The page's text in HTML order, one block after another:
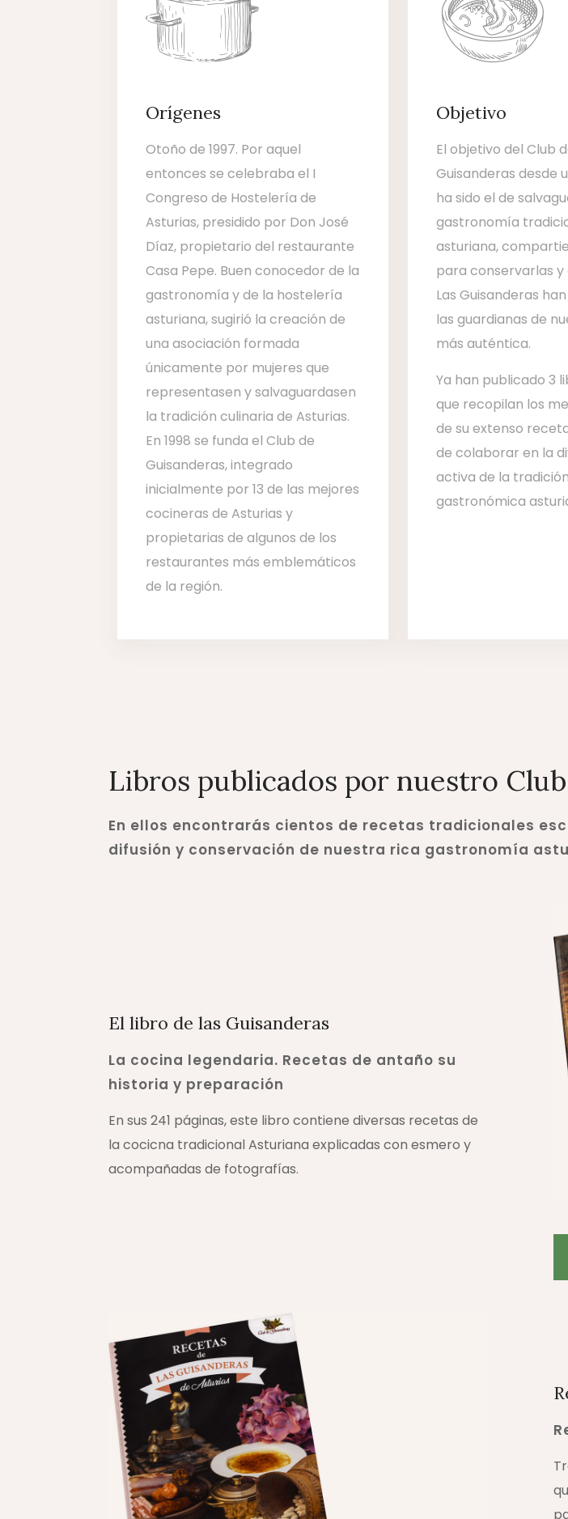
Orígenes
Otoño de 1997. Por aquel
entonces se celebraba el I
Congreso de Hostelería de
Asturias, presidido por Don José
Díaz, propietario del restaurante
Casa Pepe. Buen conocedor de la
gastronomía y de la hostelería
asturiana, sugirió la creación de
una asociación formada
únicamente por mujeres que
representasen y salvaguardasen
la tradición culinaria de Asturias.
En 1998 se funda el Club de
Guisanderas, integrado
inicialmente por 13 de las mejores
cocineras de Asturias y
propietarias de algunos de los
restaurantes más emblemáticos
de la región.
Objetivo
El objetivo del Club
Guisanderas desde
ha sido el de
gastronomía
asturiana,
para conservarlas y
Las Guisanderas
las guardianas de
más auténtica.
Ya han publicado 3
que recopilan los
de su extenso
de colaborar en la
activa de la tradición
gastronómica
Libros publicados por nuestro Club
En ellos encontrarás cientos de recetas tradicionales
difusión y conservación de nuestra rica gastronomía
El libro de las Guisanderas
La cocina legendaria. Recetas de antaño su
historia y preparación
En sus 241 páginas, este libro contiene diversas recetas de
la cocicna tradicional Asturiana explicadas con esmero y
acompañadas de fotografías.